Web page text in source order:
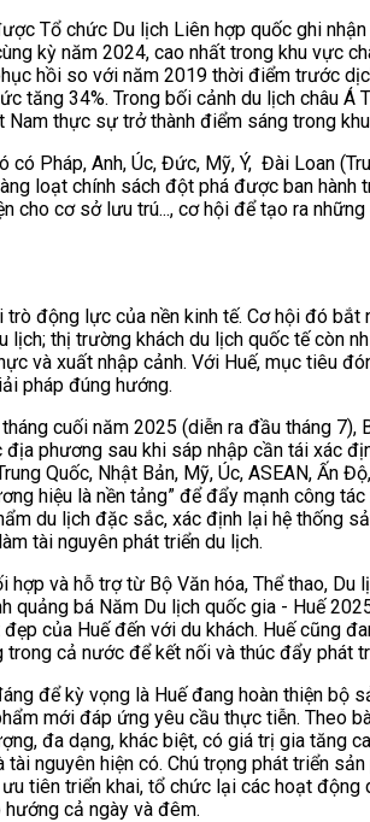
Tổ chức Du lịch Liên hợp quốc ghi
kỳ năm 2024, cao nhất trong khu vực
hồi so với năm 2019 thời điểm trước
tăng 34%. Trong bối cảnh du lịch châu Á
thực sự trở thành điểm sáng trong
Pháp, Anh, Úc, Đức, Mỹ, Ý, Đài Loan
loạt chính sách đột phá được ban hành
cho cơ sở lưu trú..., cơ hội để tạo ra
động lực của nền kinh tế. Cơ hội đó bắt
lịch; thị trường khách du lịch quốc tế còn
và xuất nhập cảnh. Với Huế, mục tiêu
pháp đúng hướng.
cuối năm 2025 (diễn ra đầu tháng 7),
địa phương sau khi sáp nhập cần tái xác
Quốc, Nhật Bản, Mỹ, Úc, ASEAN, Ấn
hiệu là nền tảng” để đẩy mạnh công tác
du lịch đặc sắc, xác định lại hệ thống
tài nguyên phát triển du lịch.
và hỗ trợ từ Bộ Văn hóa, Thể thao, Du
bá Năm Du lịch quốc gia - Huế
của Huế đến với du khách. Huế cũng
cả nước để kết nối và thúc đẩy phát
để kỳ vọng là Huế đang hoàn thiện bộ
mới đáp ứng yêu cầu thực tiễn. Theo
đa dạng, khác biệt, có giá trị gia tăng
nguyên hiện có. Chú trọng phát triển
tiên triển khai, tổ chức lại các hoạt động
cả ngày và đêm.